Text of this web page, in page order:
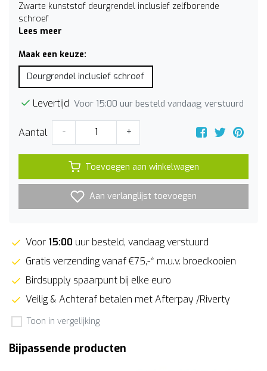
Zwarte kunststof deurgrendel inclusief zelfborende
schroef
Lees meer
Maak een keuze:
Deurgrendel inclusief schroef
Levertijd Voor 15:00 uur besteld vandaag verstuurd
Aantal - +
Toevoegen aan winkelwagen
Aan verlanglijst toevoegen
Voor 15:00 uur besteld, vandaag verstuurd
Gratis verzending vanaf €75,-* m.u.v. broedkooien
Birdsupply spaarpunt bij elke euro
Veilig & Achteraf betalen met Afterpay /Riverty
Toon in vergelijking
Bijpassende producten